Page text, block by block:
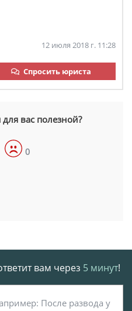
12 июля 2018 г. 11:28
Спросить юриста
для вас полезной?
0
вам через 5 минут!